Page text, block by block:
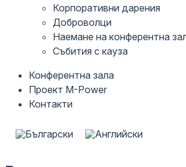
Корпоративни дарения
Доброволци
Наемане на конферентна
Събития с кауза
Конферентна зала
Проект M-Power
Контакти